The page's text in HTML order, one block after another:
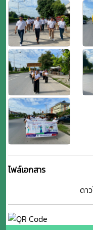
ไฟล์เอกสาร
ดา